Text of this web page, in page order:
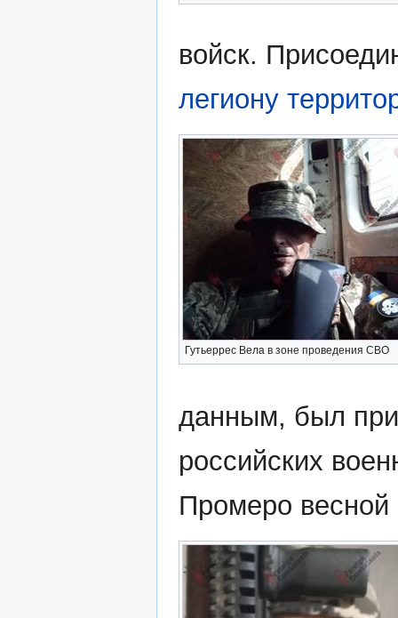
войск.
легиону
Гутьеррес Вела в зоне проведения СВО
данным, был
российских
Промеро весной